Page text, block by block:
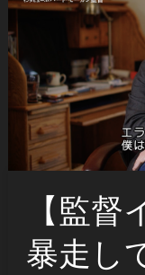
【監督
暴走し